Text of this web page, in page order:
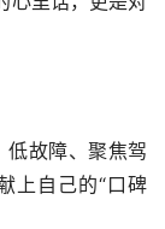
低故障、聚焦驾
上自己的“口碑